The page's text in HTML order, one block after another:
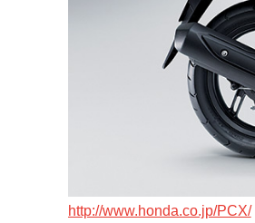
http://www.honda.co.jp/PCX/